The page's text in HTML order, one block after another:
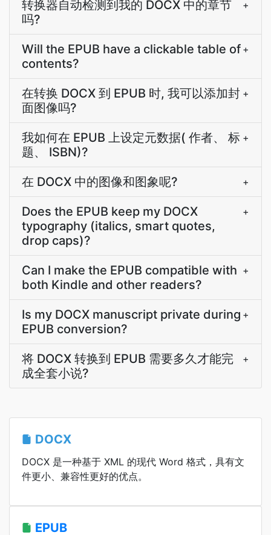
转换器自动检测到我的 DOCX 中的章节
吗?
+
Will the EPUB have a clickable table of
contents?
+
在转换 DOCX 到 EPUB 时, 我可以添加封
面图像吗?
+
我如何在 EPUB 上设定元数据( 作者、 标
题、 ISBN)?
+
在 DOCX 中的图像和图象呢? +
Does the EPUB keep my DOCX
typography (italics, smart quotes,
drop caps)?
+
Can I make the EPUB compatible with
both Kindle and other readers?
+
Is my DOCX manuscript private during
EPUB conversion?
+
将 DOCX 转换到 EPUB 需要多久才能完
成全套小说?
+
DOCX
DOCX 是一种基于 XML 的现代 Word 格式，具有文
件更小、兼容性更好的优点。
EPUB